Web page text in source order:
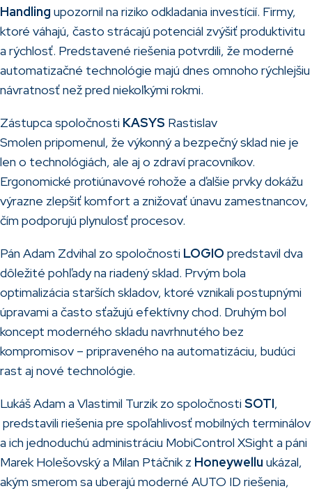
Handling upozornil na riziko odkladania investícií. Firmy,
ktoré váhajú, často strácajú potenciál zvýšiť produktivitu
a rýchlosť. Predstavené riešenia potvrdili, že moderné
automatizačné technológie majú dnes omnoho rýchlejšiu
návratnosť než pred niekoľkými rokmi.
Zástupca spoločnosti KASYS Rastislav
Smolen pripomenul, že výkonný a bezpečný sklad nie je
len o technológiách, ale aj o zdraví pracovníkov.
Ergonomické protiúnavové rohože a ďalšie prvky dokážu
výrazne zlepšiť komfort a znižovať únavu zamestnancov,
čím podporujú plynulosť procesov.
Pán Adam Zdvihal zo spoločnosti LOGIO predstavil dva
dôležité pohľady na riadený sklad. Prvým bola
optimalizácia starších skladov, ktoré vznikali postupnými
úpravami a často sťažujú efektívny chod. Druhým bol
koncept moderného skladu navrhnutého bez
kompromisov – pripraveného na automatizáciu, budúci
rast aj nové technológie.
Lukáš Adam a Vlastimil Turzik zo spoločnosti SOTI,
predstavili riešenia pre spoľahlivosť mobilných terminálov
a ich jednoduchú administráciu MobiControl XSight a páni
Marek Holešovský a Milan Ptáčnik z Honeywellu ukázal,
akým smerom sa uberajú moderné AUTO ID riešenia,